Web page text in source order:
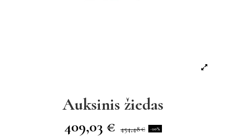
Auksinis žiedas
409,03 € 454,48 € -10%